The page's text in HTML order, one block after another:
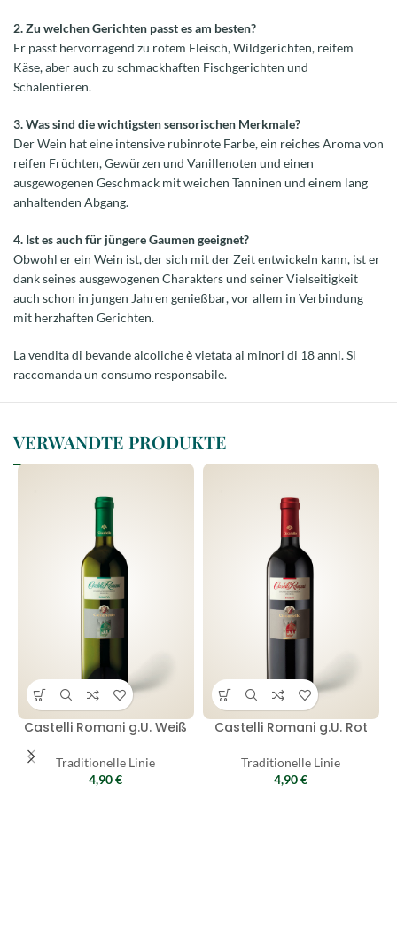
2. Zu welchen Gerichten passt es am besten?
Er passt hervorragend zu rotem Fleisch, Wildgerichten, reifem
Käse, aber auch zu schmackhaften Fischgerichten und
Schalentieren.
3. Was sind die wichtigsten sensorischen Merkmale?
Der Wein hat eine intensive rubinrote Farbe, ein reiches Aroma von
reifen Früchten, Gewürzen und Vanillenoten und einen
ausgewogenen Geschmack mit weichen Tanninen und einem lang
anhaltenden Abgang.
4. Ist es auch für jüngere Gaumen geeignet?
Obwohl er ein Wein ist, der sich mit der Zeit entwickeln kann, ist er
dank seines ausgewogenen Charakters und seiner Vielseitigkeit
auch schon in jungen Jahren genießbar, vor allem in Verbindung
mit herzhaften Gerichten.
La vendita di bevande alcoliche è vietata ai minori di 18 anni. Si
raccomanda un consumo responsabile.
VERWANDTE PRODUKTE
Castelli Romani g.U. Weiß
Traditionelle Linie
4,90€
Castelli Romani g.U. Rot
Traditionelle Linie
4,90€